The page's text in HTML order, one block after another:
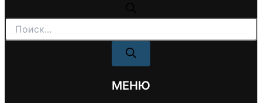
Поиск
товаров
МЕНЮ